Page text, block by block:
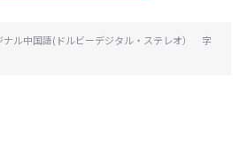
ナル中国語(ドルビーデジタル・ステレオ） 字